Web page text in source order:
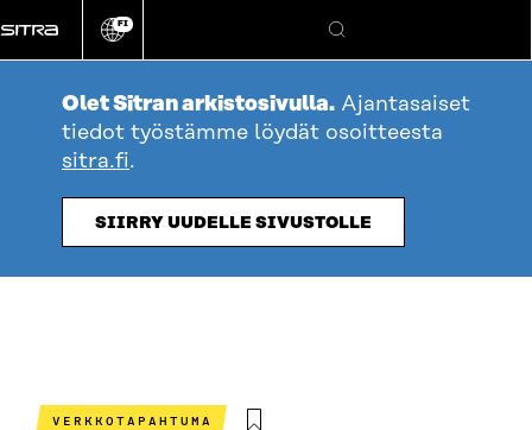
suoraan
sisältöön
Vaihda
kieli
FI
Hae
Olet Sitran arkistosivulla. Ajantasaiset
tiedot työstämme löydät osoitteesta
sitra.fi.
SIIRRY UUDELLE SIVUSTOLLE
VERKKOTAPAHTUMA